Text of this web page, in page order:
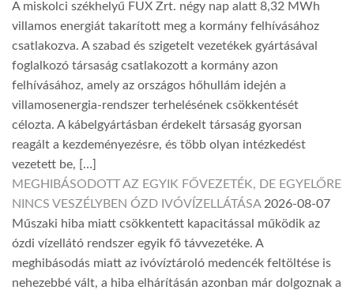
A miskolci székhelyű FUX Zrt. négy nap alatt 8,32 MWh
villamos energiát takarított meg a kormány felhívásához
csatlakozva. A szabad és szigetelt vezetékek gyártásával
foglalkozó társaság csatlakozott a kormány azon
felhívásához, amely az országos hőhullám idején a
villamosenergia-rendszer terhelésének csökkentését
célozta. A kábelgyártásban érdekelt társaság gyorsan
reagált a kezdeményezésre, és több olyan intézkedést
vezetett be, […]
MEGHIBÁSODOTT AZ EGYIK FŐVEZETÉK, DE EGYELŐRE
NINCS VESZÉLYBEN ÓZD IVÓVÍZELLÁTÁSA 2026-08-07
Műszaki hiba miatt csökkentett kapacitással működik az
ózdi vízellátó rendszer egyik fő távvezetéke. A
meghibásodás miatt az ivóvíztároló medencék feltöltése is
nehezebbé vált, a hiba elhárításán azonban már dolgoznak a